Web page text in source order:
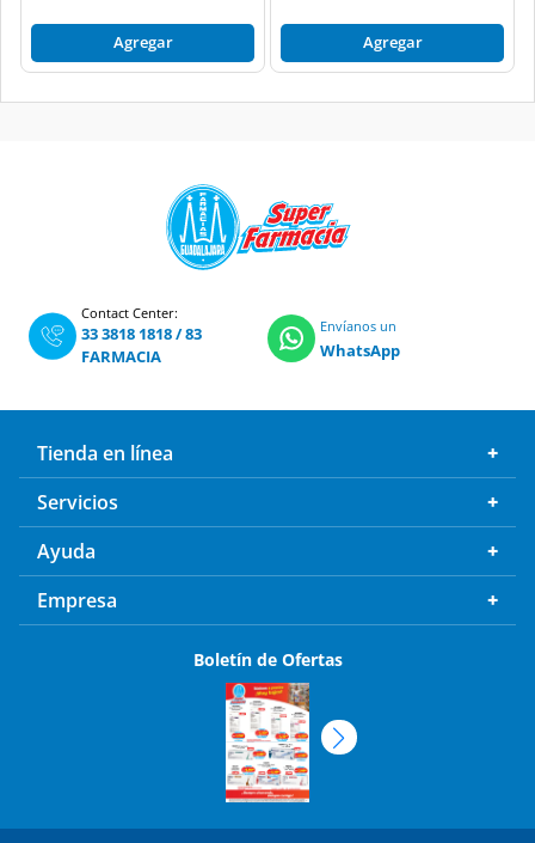
Agregar Agregar
Contact Center:
33 3818 1818/83
FARMACIA
Envíanos un
WhatsApp
Tienda en línea
Servicios
Ayuda
Empresa
Boletín de Ofertas